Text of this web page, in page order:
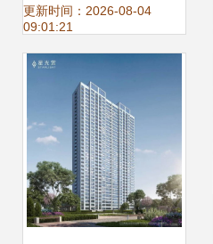
与核心要素
更新时间：2026-08-04
09:01:21